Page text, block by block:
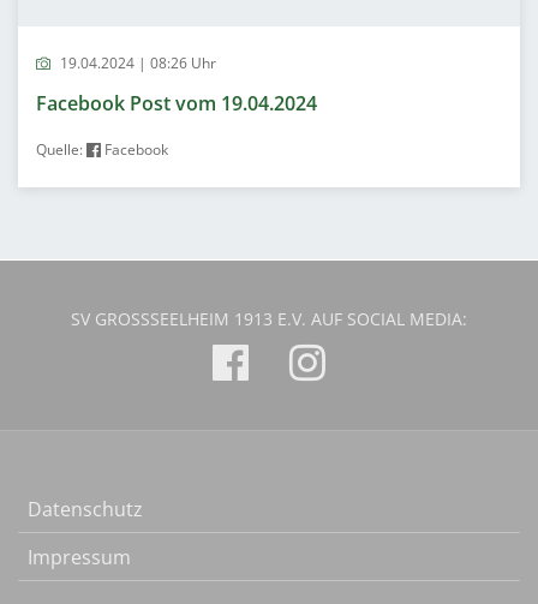
19.04.2024 | 08:26 Uhr
Facebook Post vom 19.04.2024
Quelle: Facebook
SV GROSSSEELHEIM 1913 E.V. AUF SOCIAL MEDIA:
Datenschutz
Impressum